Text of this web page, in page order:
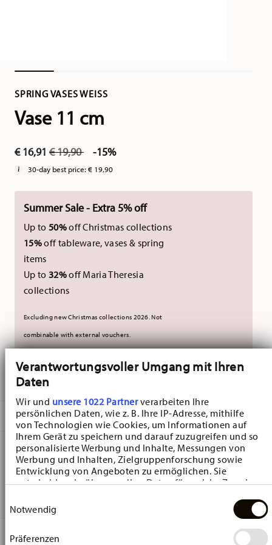
Verantwortungsvoller Umgang mit Ihren
Daten
Wir und unsere 1022 Partnerverarbeiten Ihre
persönlichen Daten, wie z. B. Ihre IP-Adresse, mithilfe
von Technologien wie Cookies, um Informationen auf
Ihrem Gerät zu speichern und darauf zuzugreifen und so
personalisierte Werbung und Inhalte, Messungen von
Werbung und Inhalten, Zielgruppenforschung sowie
Entwicklung von Angeboten zu ermöglichen. Sie
entscheiden darüber, wer Ihre Daten für welche Zwecke
Cookie-Erklärung oder durch Klicken auf das Privacy
Trigger Symbol ändern oder widerrufen
Wenn Sie es erlauben, würden wir auch gerne:
Notwendig
Präferenzen
SPRING VASES WEISS
Vase 11 cm
€ 16,91 Price reduced from
€ 19,90to -15%
30-day best price:€ 19,90
Summer Sale - Extra 5% off
Up to 50%off Christmas collections
15%off tableware, vases & spring
items
Up to 32%off Maria Theresia
collections
Excluding new Christmas collections 2026. Not
combinable with external vouchers.
DELIVERED IN 5-7 WORKING DAYS
DESCRIPTION
Hutschenreuther Hasen-Vase Weiss Vase - Ø 10,9 cm - h
13,2 cm, Porcelain White
DETAILS